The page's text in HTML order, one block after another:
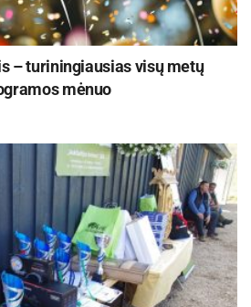
– turiningiausias visų metų
mėnuo